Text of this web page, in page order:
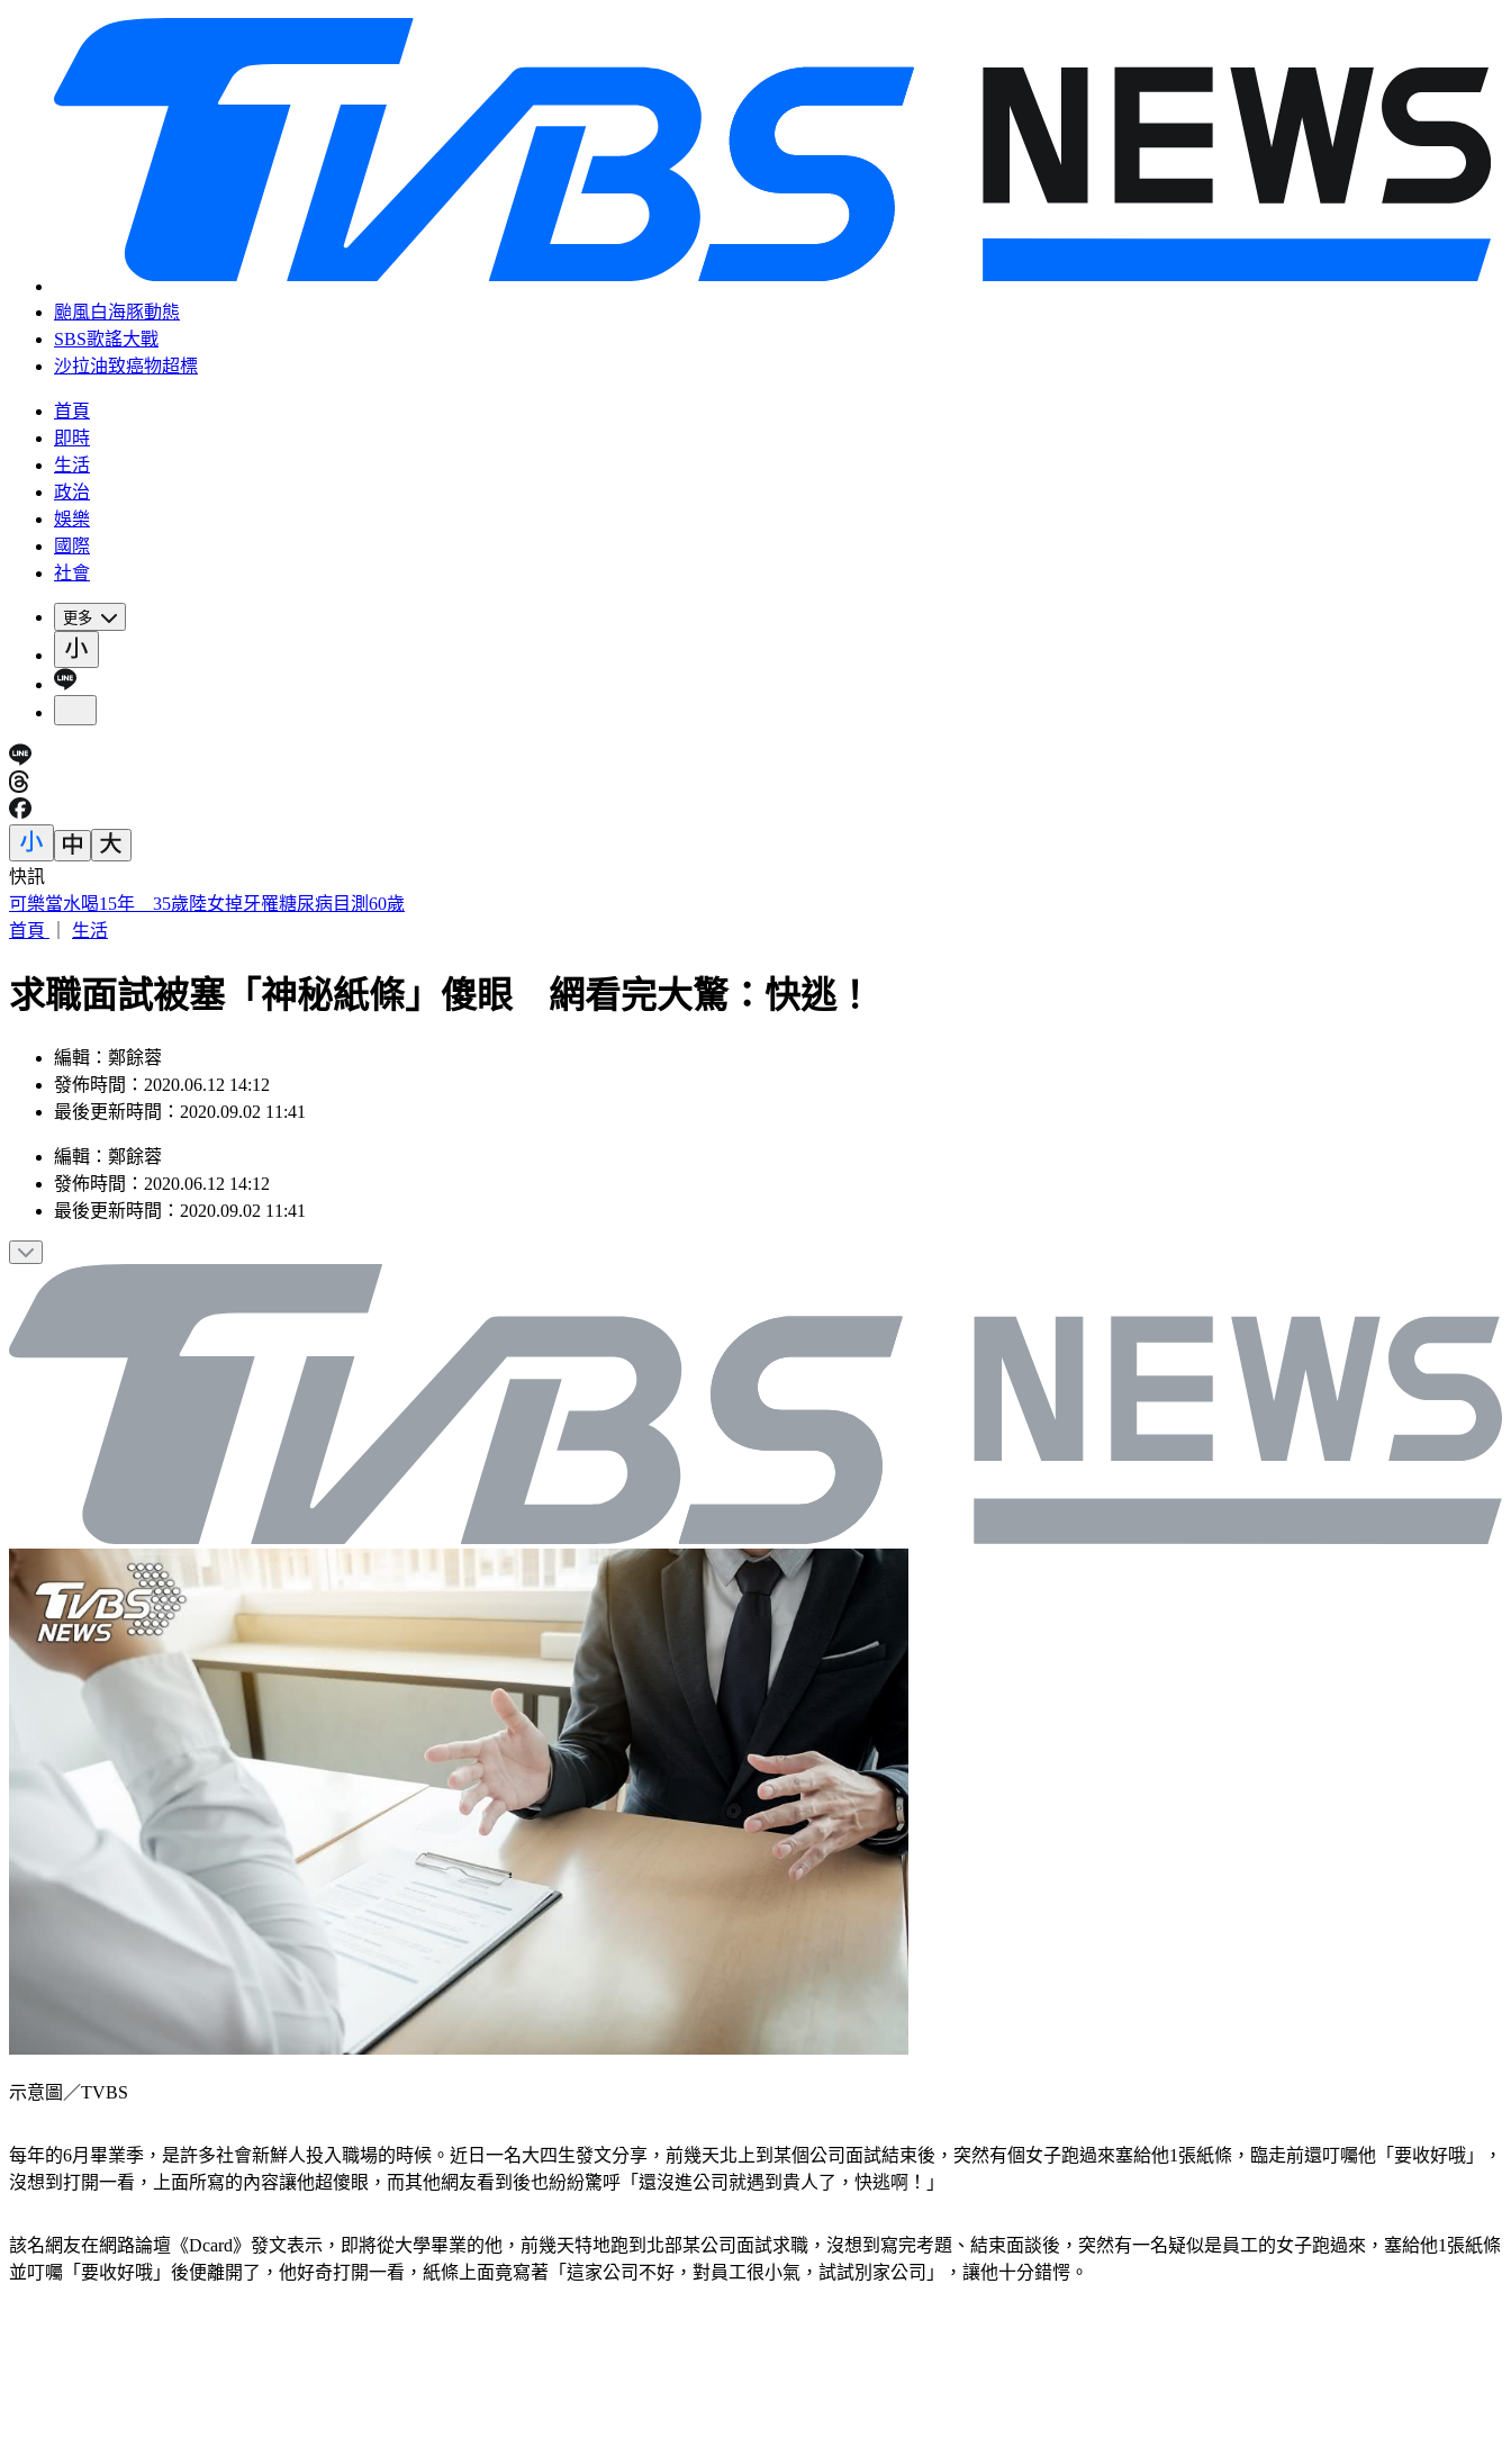
颱風白海豚動態
SBS歌謠大戰
沙拉油致癌物超標
首頁
即時
生活
政治
娛樂
國際
社會
更多
快訊
被選上國民法官該怎麼辦? 司法院廣告
首頁
生活
求職面試被塞「神秘紙條」傻眼 網看完大驚：快逃！
編輯：鄭餘蓉
發佈時間：2020.06.12 14:12
最後更新時間：2020.09.02 11:41
編輯 ： 鄭餘蓉
發佈時間： 2020.06.12 14:12
最後更新時間： 2020.09.02 11:41
示意圖／TVBS
每年的6月畢業季，是許多社會新鮮人投入職場的時候。近日一名大四生發文分享，前幾天北上到某個公司面試結束後，突然有個女子跑過來塞給他1張紙條，臨走前還叮囑他「要收好哦」，
沒想到打開一看，上面所寫的內容讓他超傻眼，而其他網友看到後也紛紛驚呼「還沒進公司就遇到貴人了，快逃啊！」
該名網友在網路論壇《Dcard》發文表示，即將從大學畢業的他，前幾天特地跑到北部某公司面試求職，沒想到寫完考題、結束面談後，突然有一名疑似是員工的女子跑過來，塞給他1張紙條
並叮囑「要收好哦」後便離開了，他好奇打開一看，紙條上面竟寫著「這家公司不好，對員工很小氣，試試別家公司」，讓他十分錯愕。